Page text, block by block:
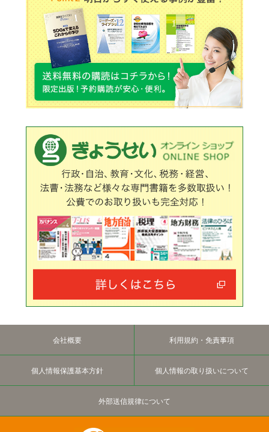
会社概要 利用規約・免責事項
個人情報保護基本方針 個人情報の取り扱いについて
外部送信規律について